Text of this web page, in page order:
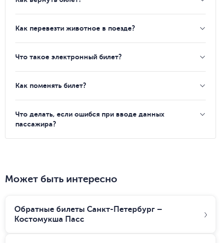
Как перевезти животное в поезде?
Что такое электронный билет?
Как поменять билет?
Что делать, если ошибся при вводе данных
пассажира?
Может быть интересно
Обратные билеты Санкт-Петербург –
Костомукша Пасс